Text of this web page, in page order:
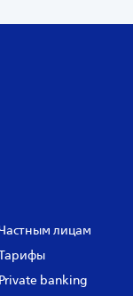
лицам
Private banking